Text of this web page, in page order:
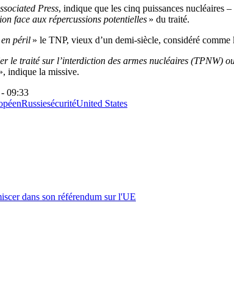
Press, indique que les cinq puissances nucléaires
face aux répercussions potentielles » du traité.
en péril » le TNP, vieux d’un demi-siècle, considéré
le traité sur l’interdiction des armes nucléaires (TPNW)
indique la missive.
09:33
RussiesécuritéUnited States
dans son référendum sur l'UE